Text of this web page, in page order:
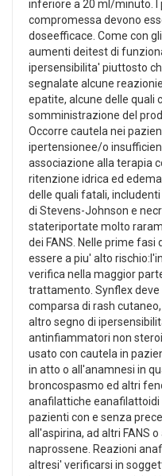
inferiore a 20 ml/minuto.
compromessa devono
doseefficace. Come con
aumenti deitest di
ipersensibilita' piuttosto
segnalate alcune
epatite, alcune delle quali
somministrazione del
Occorre cautela nei
ipertensionee/o
associazione alla terapia
ritenzione idrica ed
delle quali fatali,
di Stevens-Johnson e
stateriportate molto
dei FANS. Nelle prime
essere a piu' alto
verifica nella maggior
trattamento. Synflex
comparsa di rash
altro segno di
antinfiammatori non
usato con cautela in
in atto o all'anamnesi in
broncospasmo ed altri
anafilattiche eanafilattoidi
pazienti con e senza
all'aspirina, ad altri FANS
naprossene. Reazioni
altresi' verificarsi in